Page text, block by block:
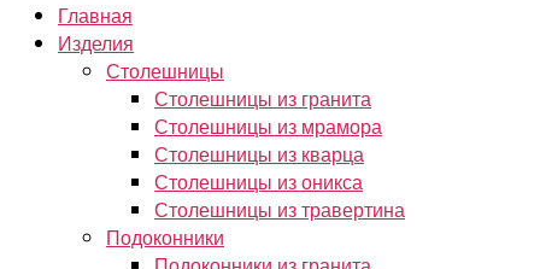
Главная
Изделия
Столешницы
Столешницы из гранита
Столешницы из мрамора
Столешницы из кварца
Столешницы из оникса
Столешницы из травертина
Подоконники